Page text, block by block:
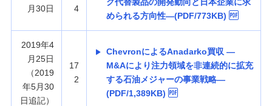
月30日
4
められる方向性—(PDF/773KB)
2019年4
月25日
（2019
年5月30
日追記）
17
2
ChevronによるAnadarko買収 —
M&Aにより注力領域を非連続的に拡充
する石油メジャーの事業戦略—
(PDF/1,389KB)